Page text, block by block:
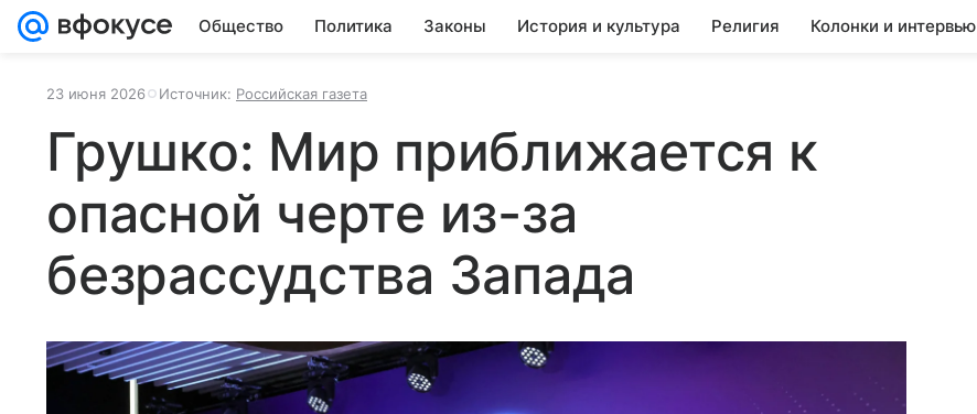
Общество Политика Законы История и культура Религия Колонки и интервью
23 июня 2026 Источник: Российская газета
Грушко: Мир приближается к
опасной черте из-за
безрассудства Запада